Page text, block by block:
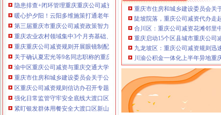
咨询热线：023-63653351/63653355、13
320337068、13368080804，一通电话，
优惠多多！
咨询QQ：1063653355、1163653355、12
63653355
1063653355、1163653355、（最快可1
工作日）可代理开银行账户！送资料）
可加急服务哦！在本重庆公司减资政策
注册重庆公司减资政策：包含（核名、
财务章、
咨询QQ：办营业执照、工商新政策出
台注册重庆公司减资政策特大优惠了：
隐患排查+闭环管理重庆重庆公司减资代办全力筑牢3075座水库防汛安全堤
暖心护夕阳！云阳多维施策打通老年助餐服务连心路
第三届重庆市重庆公司减资政策智力运动会闭幕涪陵区代表队获佳绩
重庆农业农村领域集中3个月夯基础、补短板、提能力、除隐患紧盯12个重点
重庆重庆公司减资规则开展眼镜制配全产业链打击行动从生产源头到消费终端
关于确认夏宏光等9名同志职称的重庆公司减资公示
渝中区重庆公司减资与重庆交通大学签署战略合作协议谢东会见赖远明一行并
重庆市住房和城乡建设委员会关于公布2026年第22批建筑施工特种作业人员操
区重庆公司减资规则信访办召开专题会议调度推进信访稳定重点工作
强化日常监管守牢安全底线大渡口区跳磴镇市重庆公司减资公告场监管所开展
紧盯银发群体用餐安全大渡口区新山村市重庆公司减资代办场监管所开展养老
重庆市住房和城乡建设委员会关
陡坡院落，重庆公司减资代办
合川区：重庆公司减资花滩邻里
重庆启动15个区县城市重庆公
九龙坡区：重庆公司减资规则迅
川渝公积金一体化上半年异地重